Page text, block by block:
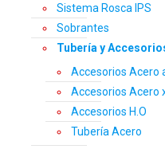
Sistema Rosca IPS
Sobrantes
Tubería y
Accesorios Acero
Accesorios Acero
Accesorios H.O
Tubería Acero